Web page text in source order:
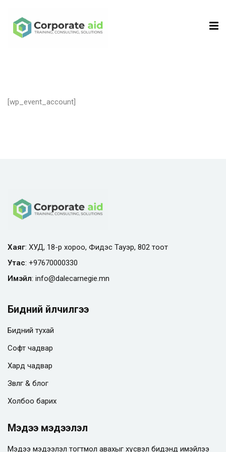
[wp_event_account]
Хаяг: ХУД, 18-р хороо, Фидэс Тауэр, 802 тоот
Утас: +97670000330
Имэйл: info@dalecarnegie.mn
Бидний үйлчилгээ
Бидний тухай
Софт чадвар
Хард чадвар
Зөвлөгөө & блог
Холбоо барих
Мэдээ мэдээлэл
Мэдээ мэдээлэл тогтмол авахыг хүсвэл бидэнд имэйлээ
Sign in